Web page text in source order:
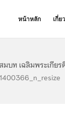
หน้าหลัก เกี่
บท เฉลิมพระเกีย